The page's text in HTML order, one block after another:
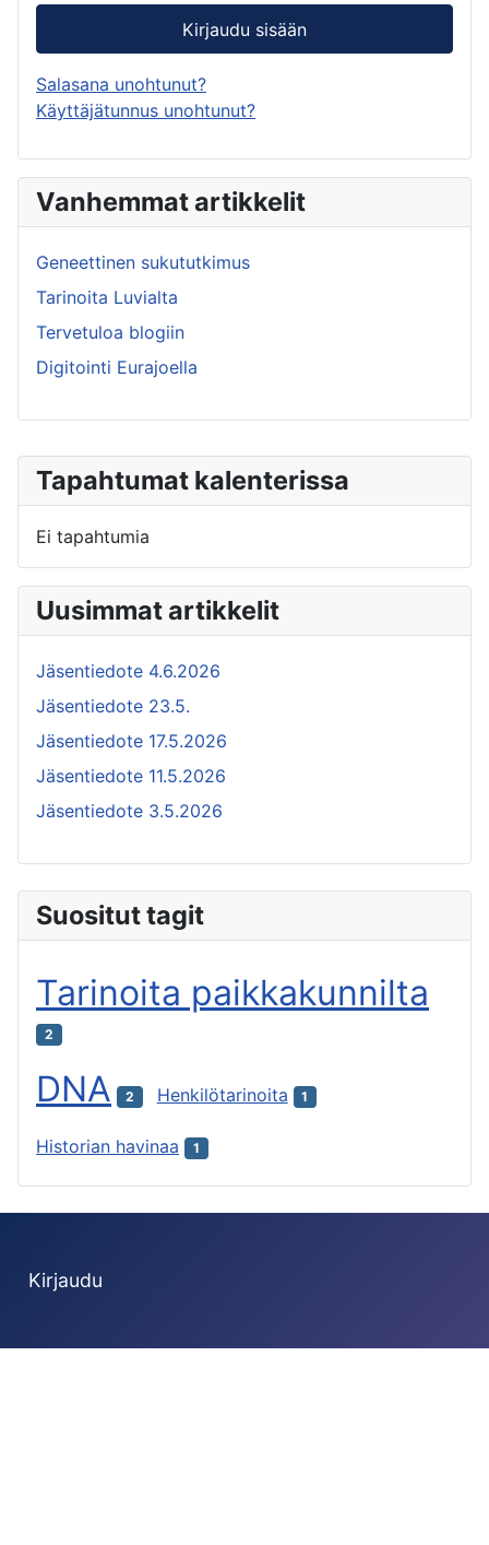
Tapahtumat kalenterissa
Ei tapahtumia
Uusimmat artikkelit
Jäsentiedote 4.6.2026
Jäsentiedote 23.5.
Jäsentiedote 17.5.2026
Jäsentiedote 11.5.2026
Jäsentiedote 3.5.2026
Kirjaudu sisään
Salasana unohtunut?
Käyttäjätunnus unohtunut?
Vanhemmat artikkelit
Geneettinen sukututkimus
Tarinoita Luvialta
Tervetuloa blogiin
Digitointi Eurajoella
Suositut tagit
Tarinoita paikkakunnilta
2
DNA 2 Henkilötarinoita 1
Historian havinaa 1
Kirjaudu